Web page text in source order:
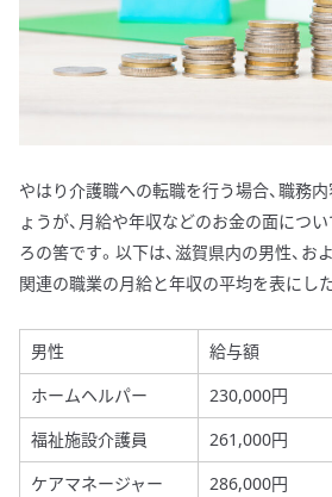
やはり介護職への転職を行う場合、職務
ょうが、月給や年収などのお金の面につ
ろの筈です。以下は、滋賀県内の男性、
関連の職業の月給と年収の平均を表にし
男性 給与額
ホームヘルパー
230,000円
福祉施設介護員
261,000円
ケアマネージャー
286,000円